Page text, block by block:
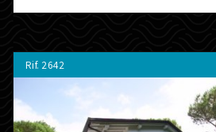
Rif. 2642